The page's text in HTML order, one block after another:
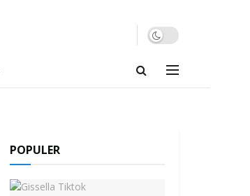
POPULER